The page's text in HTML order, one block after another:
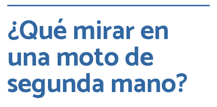
¿Qué mirar en
una moto de
segunda mano?